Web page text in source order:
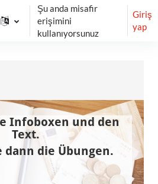
Şu anda misafir
erişimini
kullanıyorsunuz
Giriş
yap